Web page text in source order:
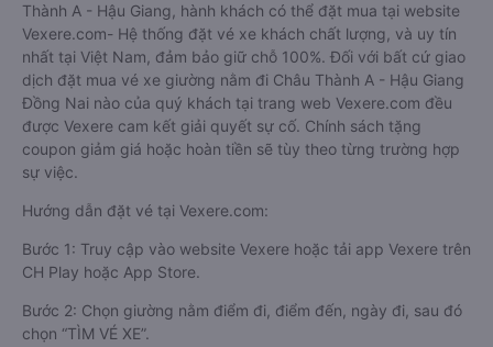
Thành A - Hậu Giang, hành khách có thể đặt mua tại website
Vexere.com- Hệ thống đặt vé xe khách chất lượng, và uy tín
nhất tại Việt Nam, đảm bảo giữ chỗ 100%. Đối với bất cứ giao
dịch đặt mua vé xe giường nằm đi Châu Thành A - Hậu Giang
Đồng Nai nào của quý khách tại trang web Vexere.com đều
được Vexere cam kết giải quyết sự cố. Chính sách tặng
coupon giảm giá hoặc hoàn tiền sẽ tùy theo từng trường hợp
sự việc.
Hướng dẫn đặt vé tại Vexere.com:
Bước 1: Truy cập vào website Vexere hoặc tải app Vexere trên
CH Play hoặc App Store.
Bước 2: Chọn giường nằm điểm đi, điểm đến, ngày đi, sau đó
chọn “TÌM VÉ XE”.